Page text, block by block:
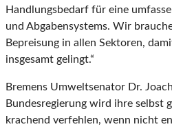
Handlungsbedarf für eine
und Abgabensystems. Wir
Bepreisung in allen Sektoren,
insgesamt gelingt.“
Bremens Umweltsenator Dr.
Bundesregierung wird ihre selbst
krachend verfehlen, wenn nicht